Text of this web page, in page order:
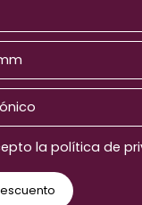
la política de